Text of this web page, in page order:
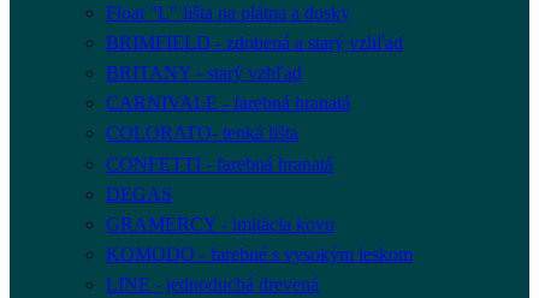
Float "L" lišta na plátna a dosky
BRIMFIELD - zdobená a starý vzhľad
BRITANY - starý vzhľad
CARNIVALE - farebná hranatá
COLORATO- tenká lišta
CONFETTI - farebná hranatá
DEGAS
GRAMERCY - imitácia kovu
KOMODO - farebné s vysokým leskom
LINE - jednoduchá drevená